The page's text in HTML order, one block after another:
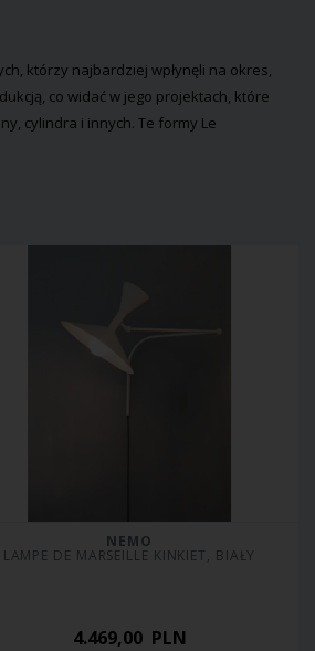
którzy najbardziej wpłynęli na okres,
co widać w jego projektach, które
cylindra i innych. Te formy Le
NEMO
LAMPE DE MARSEILLE KINKIET, BIAŁY
4.469,00PLN